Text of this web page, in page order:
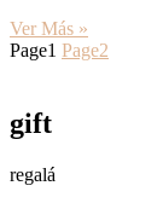
Ver Más »
Page1 Page2
gift
regalá